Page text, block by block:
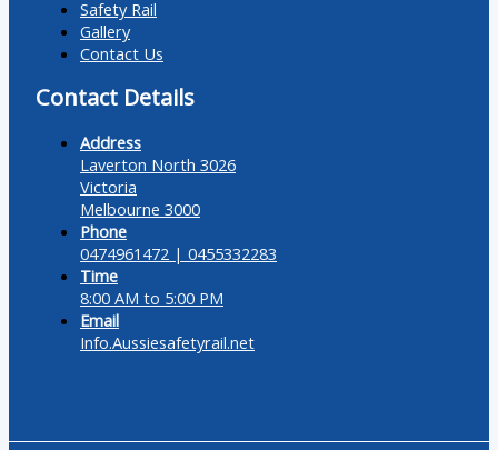
Safety Rail
Gallery
Contact Us
Contact Details
Address
Laverton North 3026
Victoria
Melbourne 3000
Phone
0474961472 | 0455332283
Time
8:00 AM to 5:00 PM
Email
Info.Aussiesafetyrail.net